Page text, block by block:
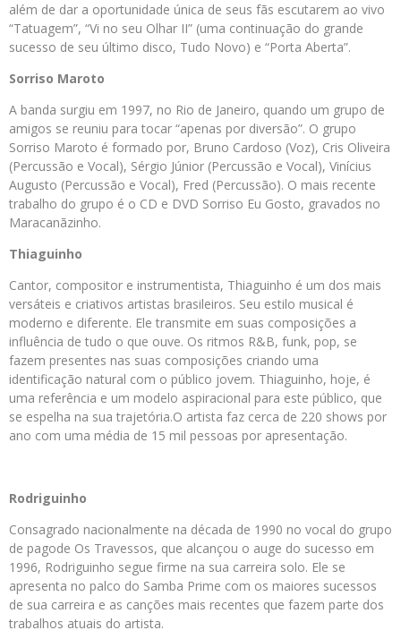
além de dar a oportunidade única de seus fãs escutarem ao vivo
“Tatuagem”, “Vi no seu Olhar II” (uma continuação do grande
sucesso de seu último disco, Tudo Novo) e “Porta Aberta”.
Sorriso Maroto
A banda surgiu em 1997, no Rio de Janeiro, quando um grupo de
amigos se reuniu para tocar “apenas por diversão”. O grupo
Sorriso Maroto é formado por, Bruno Cardoso (Voz), Cris Oliveira
(Percussão e Vocal), Sérgio Júnior (Percussão e Vocal), Vinícius
Augusto (Percussão e Vocal), Fred (Percussão). O mais recente
trabalho do grupo é o CD e DVD Sorriso Eu Gosto, gravados no
Maracanãzinho.
Thiaguinho
Cantor, compositor e instrumentista, Thiaguinho é um dos mais
versáteis e criativos artistas brasileiros. Seu estilo musical é
moderno e diferente. Ele transmite em suas composições a
influência de tudo o que ouve. Os ritmos R&B, funk, pop, se
fazem presentes nas suas composições criando uma
identificação natural com o público jovem. Thiaguinho, hoje, é
uma referência e um modelo aspiracional para este público, que
se espelha na sua trajetória.O artista faz cerca de 220 shows por
ano com uma média de 15 mil pessoas por apresentação.
Rodriguinho
Consagrado nacionalmente na década de 1990 no vocal do grupo
de pagode Os Travessos, que alcançou o auge do sucesso em
1996, Rodriguinho segue firme na sua carreira solo. Ele se
apresenta no palco do Samba Prime com os maiores sucessos
de sua carreira e as canções mais recentes que fazem parte dos
trabalhos atuais do artista.